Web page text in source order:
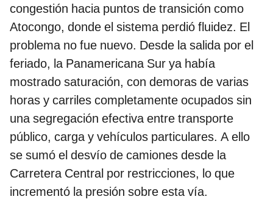
congestión hacia puntos de transición como
Atocongo, donde el sistema perdió fluidez. El
problema no fue nuevo. Desde la salida por el
feriado, la Panamericana Sur ya había
mostrado saturación, con demoras de varias
horas y carriles completamente ocupados sin
una segregación efectiva entre transporte
público, carga y vehículos particulares. A ello
se sumó el desvío de camiones desde la
Carretera Central por restricciones, lo que
incrementó la presión sobre esta vía.